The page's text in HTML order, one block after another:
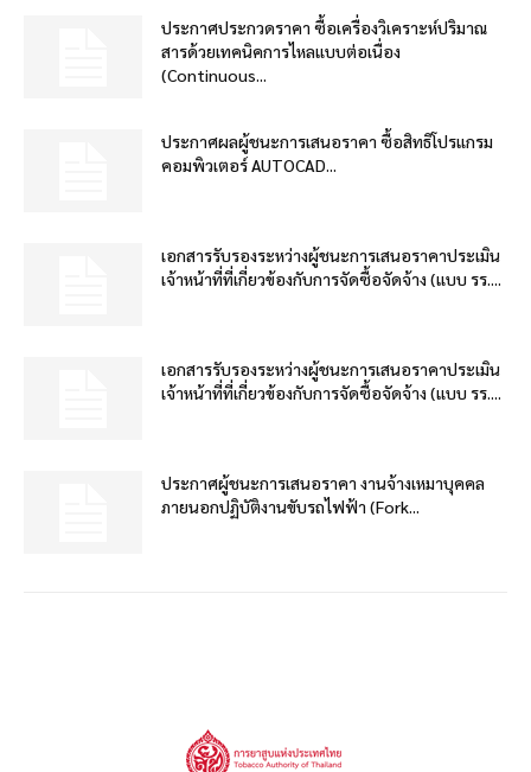
ประกาศประกวดราคา ซื้อเครื่องวิเคราะห์ปริมาณ
สารด้วยเทคนิคการไหลแบบต่อเนื่อง
(Continuous...
ประกาศผลผู้ชนะการเสนอราคา ซื้อสิทธิโปรแกรม
คอมพิวเตอร์ AUTOCAD...
เอกสารรับรองระหว่างผู้ชนะการเสนอราคาประเมิน
เจ้าหน้าที่ที่เกี่ยวข้องกับการจัดซื้อจัดจ้าง (แบบ รร....
เอกสารรับรองระหว่างผู้ชนะการเสนอราคาประเมิน
เจ้าหน้าที่ที่เกี่ยวข้องกับการจัดซื้อจัดจ้าง (แบบ รร....
ประกาศผู้ชนะการเสนอราคา งานจ้างเหมาบุคคล
ภายนอกปฏิบัติงานขับรถไฟฟ้า (Fork...